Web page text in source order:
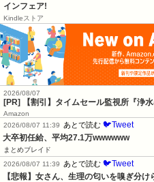
インフェア!
Kindleストア
2026/08/07
[PR] 【割引】タイムセール監視所『浄水
Amazon
2026/08/07 11:39
あとで読む 🐦Tweet
大卒初任給、平均27.1万wwwwww
まとめブレイド
2026/08/07 11:39
あとで読む 🐦Tweet
【悲報】女さん、生理の匂いを嗅ぎ分